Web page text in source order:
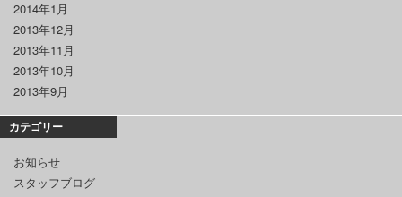
2014年1月
2013年12月
2013年11月
2013年10月
2013年9月
カテゴリー
お知らせ
スタッフブログ